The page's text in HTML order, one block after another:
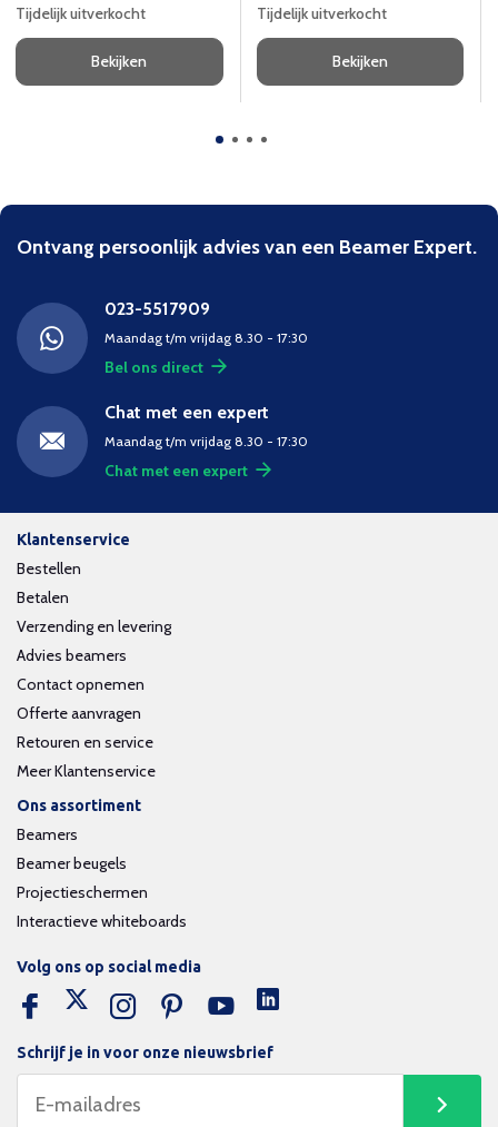
Tijdelijk uitverkocht
Bekijken
Tijdelijk uitverkocht
Bekijken
Ontvang persoonlijk advies van een Beamer Expert.
023-5517909
Maandag t/m vrijdag 8.30 - 17:30
Bel ons direct
Chat met een expert
Maandag t/m vrijdag 8.30 - 17:30
Chat met een expert
Klantenservice
Bestellen
Betalen
Verzending en levering
Advies beamers
Contact opnemen
Offerte aanvragen
Retouren en service
Meer Klantenservice
Ons assortiment
Beamers
Beamer beugels
Projectieschermen
Interactieve whiteboards
Schrijf je in voor onze nieuwsbrief
Volg ons op social media